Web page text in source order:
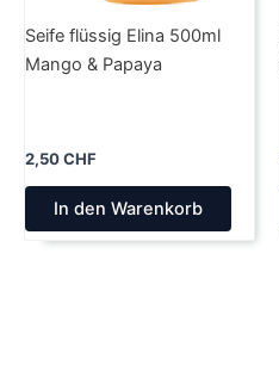
Seife flüssig Elina 500ml
Mango & Papaya
2,50CHF
In den Warenkorb